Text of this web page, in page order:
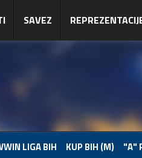
SAVEZ
LIGA BIH KUP BIH (M) "A"